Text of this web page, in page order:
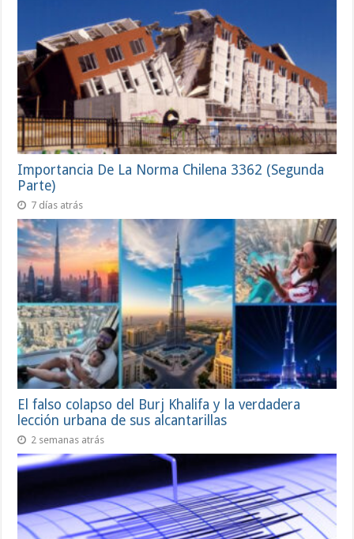
Importancia De La Norma Chilena 3362 (Segunda
Parte)
7 días atrás
El falso colapso del Burj Khalifa y la verdadera
lección urbana de sus alcantarillas
2 semanas atrás